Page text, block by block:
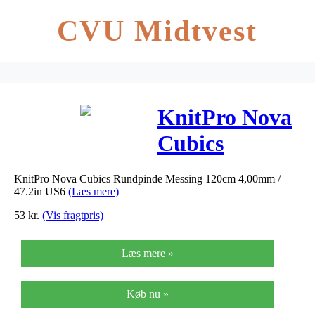
CVU Midtvest
KnitPro Nova
Cubics
Rundpinde
4,00mm /
47.2in US6
KnitPro Nova Cubics Rundpinde Messing 120cm 4,00mm /
47.2in US6 (Læs mere)
53 kr. (Vis fragtpris)
Læs mere »
Køb nu »